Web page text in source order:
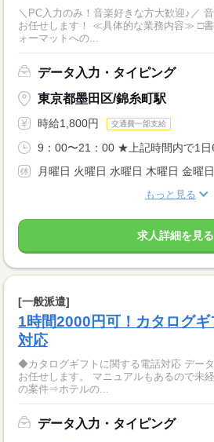
＼PC入力のみ！音楽好きな方大歓迎♪／
お任せします！ ≪具体的な業務内容≫ □書類の内容を確認 □専用フ
ォーマットへの...
データ入力・タイピング
東京都墨田区/錦糸町駅
時給1,800円 交通費一部支給
9：00〜21：00 ★上記時間内で1日
月曜日 火曜日 水曜日 木曜日 金曜
もっと見る
求人詳細を見る
[一般派遣]
1時間2000円可！カタログ
対応
◆カタログギフトに関する電話対応 データ入力などの簡単な事務を
お任せします。 マニュアルもあるので未
の案件⇒ホテルの...
データ入力・タイピング